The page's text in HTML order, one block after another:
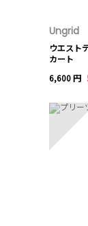
Ungrid
ウエスト
カート
6,600 円